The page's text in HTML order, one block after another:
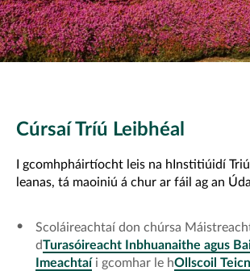
Cúrsaí Tríú Leibhéal
I gcomhpháirtíocht leis na hInstitiúidí
leanas, tá maoiniú á chur ar fáil ag an
Scoláireachtaí don chúrsa
dTurasóireacht Inbhuanaithe agus
Imeachtaí i gcomhar le hOllscoil